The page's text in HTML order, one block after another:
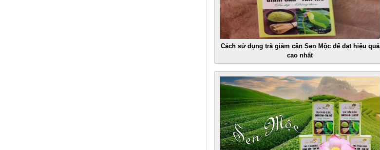
Cách sử dụng trà giảm cân Sen Mộc để đạt hiệu quả
cao nhất